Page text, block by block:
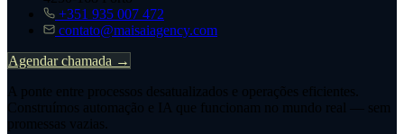
+351 935 007 472
contato@maisaiagency.com
Agendar chamada →
A ponte entre processos desatualizados e operações eficientes.
Construímos automação e IA que funcionam no mundo real — sem
promessas vazias.